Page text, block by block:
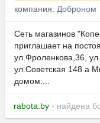
компания: Доброном
Сеть магазинов
приглашает на
ул.Фроленкова,36,
ул.Советская 148 а
домом:...
rabota.by - найдена